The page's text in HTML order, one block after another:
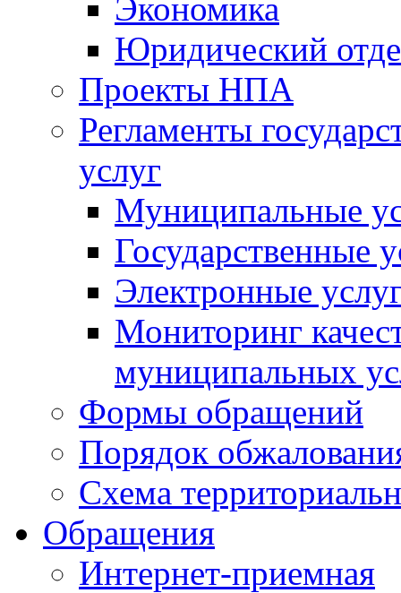
Экономика
Юридический
Проекты НПА
Регламенты
услуг
Муниципальные
Государственные
Электронные
Мониторинг
муниципальных
Формы обращений
Порядок
Схема
Обращения
Интернет-приемная